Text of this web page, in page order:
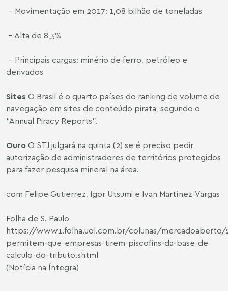
- Movimentação em 2017: 1,08 bilhão de toneladas
- Alta de 8,3%
- Principais cargas: minério de ferro, petróleo e
derivados
Sites O Brasil é o quarto países do ranking de volume de
navegação em sites de conteúdo pirata, segundo o
“Annual Piracy Reports”.
Ouro O STJ julgará na quinta (2) se é preciso pedir
autorização de administradores de territórios protegidos
para fazer pesquisa mineral na área.
com Felipe Gutierrez, Igor Utsumi e Ivan Martínez-Vargas
Folha de S. Paulo
https://www1.folha.uol.com.br/colunas/mercadoaberto/
permitem-que-empresas-tirem-piscofins-da-base-de-
calculo-do-tributo.shtml
(Notícia na Íntegra)